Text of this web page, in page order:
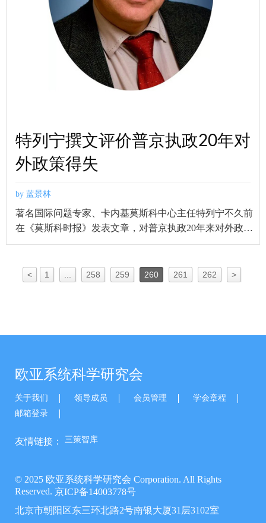
特列宁撰文评价普京执政20年对
外政策得失
by 蓝景林
著名国际问题专家、卡内基莫斯科中心主任特列宁不久前
在《莫斯科时报》发表文章，对普京执政20年来对外政策
的得失进行了点评。
< 1 258 259 260 261 262 >
欧亚系统科学研究会
关于我们 领导成员 会员管理
学会章程
邮箱登录
友情链接： 三策智库
© 2025 欧亚系统科学研究会 Corporation. All Rights
Reserved. 京ICP备14003778号
北京市朝阳区东三环北路2号南银大厦31层3102室